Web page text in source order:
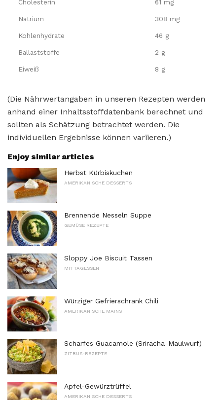
Cholesterin 61 mg
Natrium 308 mg
Kohlenhydrate 46 g
Ballaststoffe 2 g
Eiweiß 8 g
(Die Nährwertangaben in unseren Rezepten werden
anhand einer Inhaltsstoffdatenbank berechnet und
sollten als Schätzung betrachtet werden. Die
individuellen Ergebnisse können variieren.)
Enjoy similar articles
Herbst Kürbiskuchen
AMERIKANISCHE DESSERTS
Brennende Nesseln Suppe
GEMÜSE REZEPTE
Sloppy Joe Biscuit Tassen
MITTAGESSEN
Würziger Gefrierschrank Chili
AMERIKANISCHE MAINS
Scharfes Guacamole (Sriracha-Maulwurf)
ZITRUS-REZEPTE
Apfel-Gewürztrüffel
AMERIKANISCHE DESSERTS